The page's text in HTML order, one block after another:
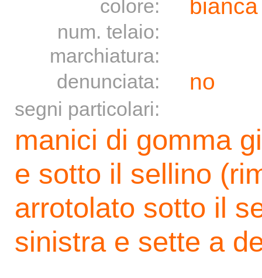
colore:
num. telaio:
marchiatura:
denunciata:
no
segni particolari:
manici di gomma
e sotto il sellino
arrotolato sotto il
sinistra e sette a